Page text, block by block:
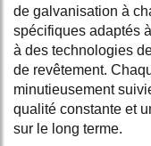
de galvanisation à
spécifiques adaptés
à des technologies
de revêtement.
minutieusement
qualité constante et
sur le long terme.